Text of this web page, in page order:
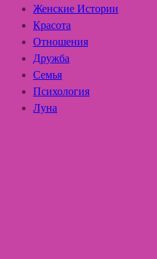
Женские Истории
Красота
Отношения
Дружба
Семья
Психология
Луна